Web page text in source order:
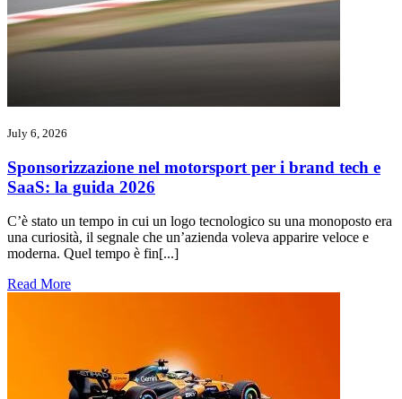
July 6, 2026
Sponsorizzazione nel motorsport per i brand tech e
SaaS: la guida 2026
C’è stato un tempo in cui un logo tecnologico su una monoposto era
una curiosità, il segnale che un’azienda voleva apparire veloce e
moderna. Quel tempo è fin[...]
Read More